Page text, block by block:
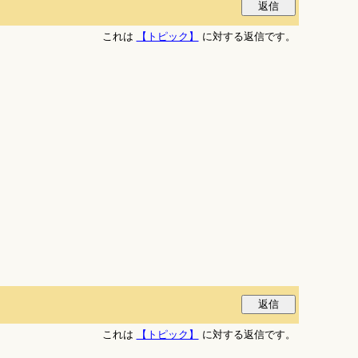
これは
【トピック】 に対する返信です。
これは
【トピック】 に対する返信です。